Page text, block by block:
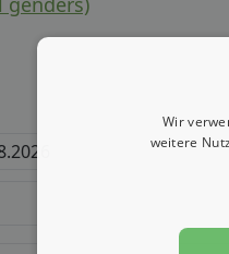
Wir
weitere